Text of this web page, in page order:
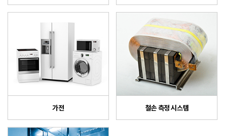
가전 철손 측정 시스템